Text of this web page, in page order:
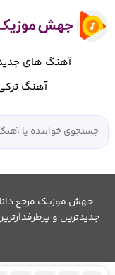
آهنگ های
آهنگ
جهش موزیک مرجع
جدیدترین و